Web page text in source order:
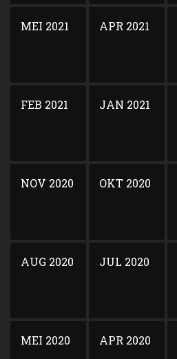
MEI 2021 APR 2021
FEB 2021 JAN 2021
NOV 2020 OKT 2020
AUG 2020 JUL 2020
MEI 2020 APR 2020